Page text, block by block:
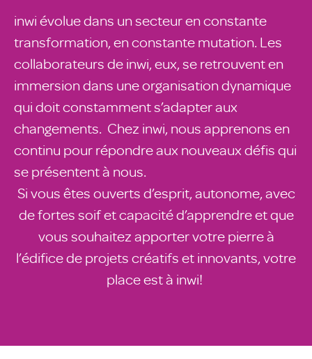
inwi évolue dans un secteur en constante
transformation, en constante mutation. Les
collaborateurs de inwi, eux, se retrouvent en
immersion dans une organisation dynamique
qui doit constamment s’adapter aux
changements. Chez inwi, nous apprenons en
continu pour répondre aux nouveaux défis qui
se présentent à nous.
Si vous êtes ouverts d’esprit, autonome, avec
de fortes soif et capacité d’apprendre et que
vous souhaitez apporter votre pierre à
l’édifice de projets créatifs et innovants, votre
place est à inwi!